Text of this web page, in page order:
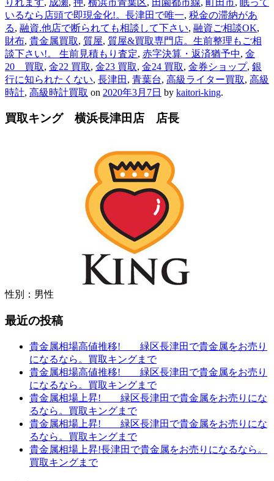
いるなら店頭で即現金化!。長津田で唯一, 税金の滞納があ
る, 融資.他店で断られても相談して下さい, 融資ご相談OK,
財布, 貴金属買取, 質屋, 質屋&買取専門店。生前整理もご相
談下さい!。 生前見積もり査定, 赤字決算・返済猶予中, 金
20 買取, 金22 買取, 金23 買取, 金24 買取, 金券ショップ, 銀
行に知られたくない, 長津田 , 青葉台, 高級ライター買取, 高級
時計, 高級時計買取 on 2020年3月7日 by kaitori-king.
買取キング 横浜長津田店 店長
性別：男性
最近の投稿
貴金属相場高値推移! 緑区長津田で貴金属をお売り
になるなら。買取キングまで
貴金属相場高値推移! 緑区長津田で貴金属をお売り
になるなら。買取キングまで
貴金属相場上昇! 緑区長津田で貴金属をお売りにな
るなら。買取キングまで
貴金属相場上昇! 緑区長津田で貴金属をお売りにな
るなら。買取キングまで
貴金属相場上昇!長津田で貴金属をお売りになるなら。
買取キングまで